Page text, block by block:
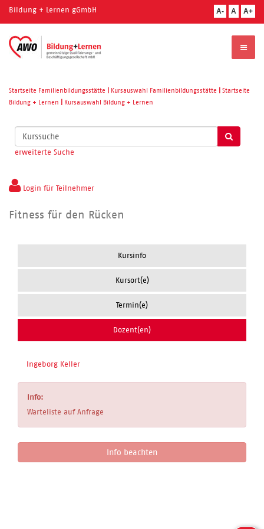
Bildung + Lernen gGmbH A- A A+
Startseite Familienbildungsstätte Kursauswahl Familienbildungsstätte
Startseite
Bildung + Lernen
Kursauswahl Bildung + Lernen
Kurse
suchen
erweiterte Suche
Login für Teilnehmer
Fitness für den Rücken
Kursinfo
Kursort(e)
Termin(e)
Dozent(en)
Ingeborg Keller
Info:
Warteliste auf Anfrage
Info beachten